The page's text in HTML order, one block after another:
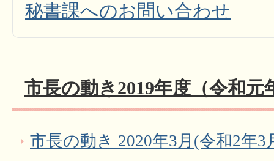
秘書課へのお問い合わせ
市長の動き2019年度（令和元
市長の動き 2020年3月(令和2年3